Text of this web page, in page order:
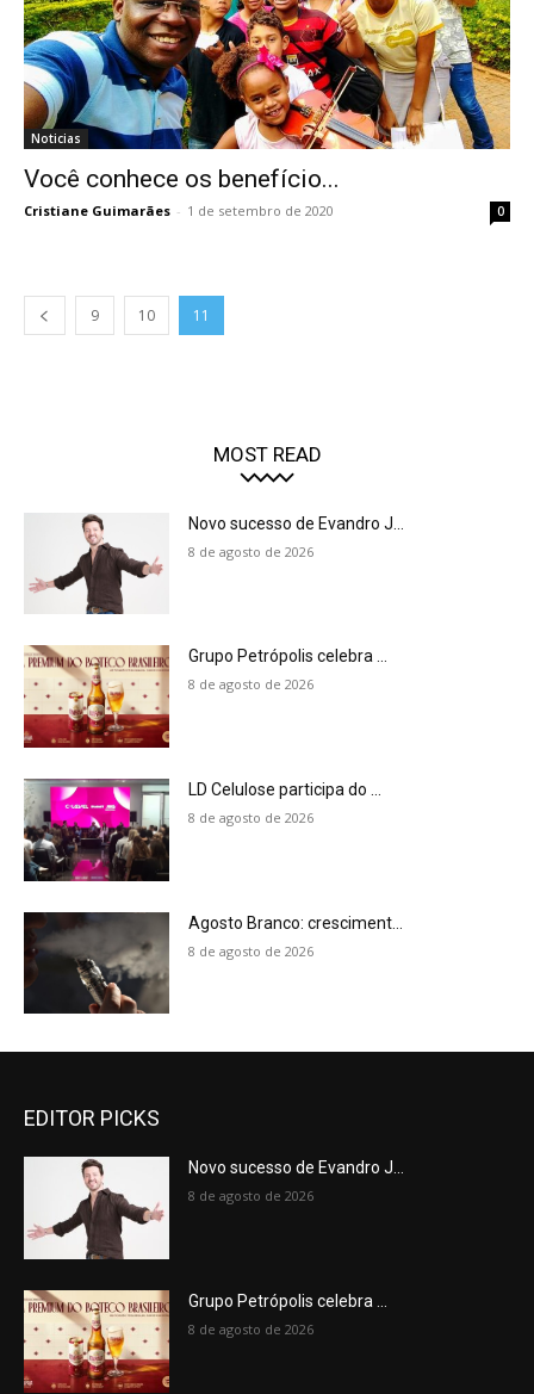
Noticias
Você conhece os benefício...
Cristiane Guimarães - 1 de setembro de 2020 0
9 10 11
MOST READ
Novo sucesso de Evandro J...
8 de agosto de 2026
Grupo Petrópolis celebra ...
8 de agosto de 2026
LD Celulose participa do ...
8 de agosto de 2026
Agosto Branco: cresciment...
8 de agosto de 2026
EDITOR PICKS
Novo sucesso de Evandro J...
8 de agosto de 2026
Grupo Petrópolis celebra ...
8 de agosto de 2026